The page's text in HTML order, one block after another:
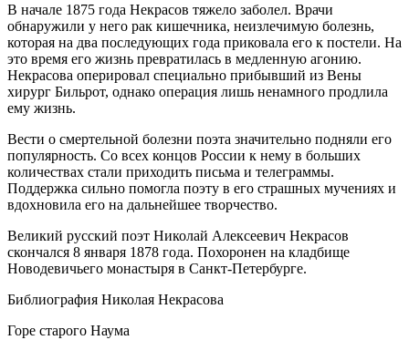
В начале 1875 года Некрасов тяжело заболел. Врачи
обнаружили у него рак кишечника, неизлечимую болезнь,
которая на два последующих года приковала его к постели. На
это время его жизнь превратилась в медленную агонию.
Некрасова оперировал специально прибывший из Вены
хирург Бильрот, однако операция лишь ненамного продлила
ему жизнь.
Вести о смертельной болезни поэта значительно подняли его
популярность. Со всех концов России к нему в больших
количествах стали приходить письма и телеграммы.
Поддержка сильно помогла поэту в его страшных мучениях и
вдохновила его на дальнейшее творчество.
Великий русский поэт Николай Алексеевич Некрасов
скончался 8 января 1878 года. Похоронен на кладбище
Новодевичьего монастыря в Санкт-Петербурге.
Библиография Николая Некрасова
Горе старого Наума